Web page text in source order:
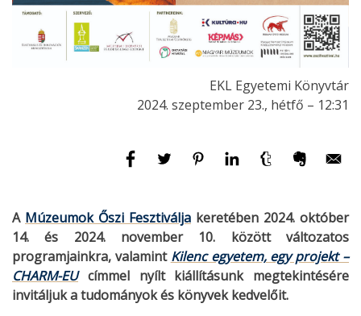
EKL Egyetemi Könyvtár
2024. szeptember 23., hétfő – 12:31
A Múzeumok Őszi Fesztiválja keretében 2024. október
14. és 2024. november 10. között változatos
programjainkra, valamint Kilenc egyetem, egy projekt –
CHARM-EU címmel nyílt kiállításunk megtekintésére
invitáljuk a tudományok és könyvek kedvelőit.